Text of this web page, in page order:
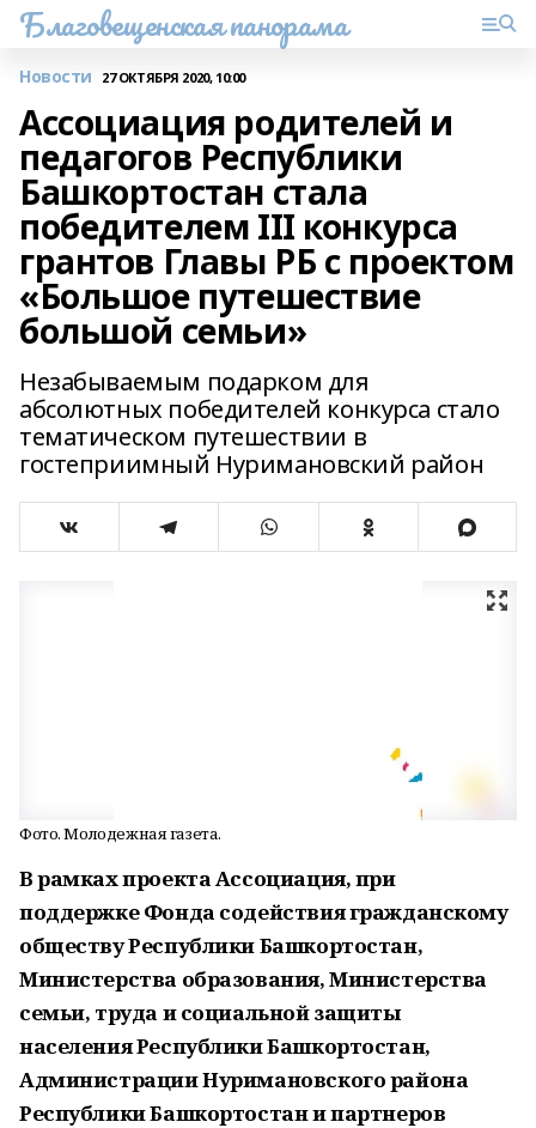
Благовещенская панорама
Новости 27 ОКТЯБРЯ 2020, 10:00
Ассоциация родителей и
педагогов Республики
Башкортостан стала
победителем III конкурса
грантов Главы РБ с проектом
«Большое путешествие
большой семьи»
Незабываемым подарком для
абсолютных победителей конкурса стало
тематическом путешествии в
гостеприимный Нуримановский район
Фото. Молодежная газета.
В рамках проекта Ассоциация, при
поддержке Фонда содействия гражданскому
обществу Республики Башкортостан,
Министерства образования, Министерства
семьи, труда и социальной защиты
населения Республики Башкортостан,
Администрации Нуримановского района
Республики Башкортостан и партнеров